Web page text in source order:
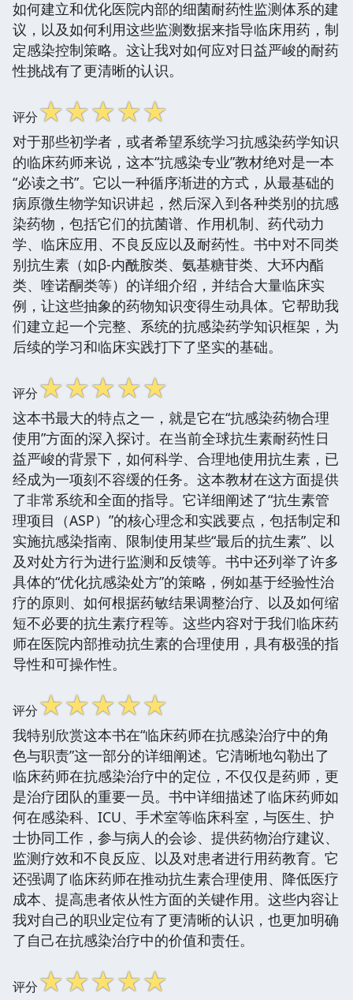
如何建立和优化医院内部的细菌耐药性监测体系的建
议，以及如何利用这些监测数据来指导临床用药，制
定感染控制策略。这让我对如何应对日益严峻的耐药
性挑战有了更清晰的认识。
评分☆☆☆☆☆
对于那些初学者，或者希望系统学习抗感染药学知识
的临床药师来说，这本“抗感染专业”教材绝对是一本
“必读之书”。它以一种循序渐进的方式，从最基础的
病原微生物学知识讲起，然后深入到各种类别的抗感
染药物，包括它们的抗菌谱、作用机制、药代动力
学、临床应用、不良反应以及耐药性。书中对不同类
别抗生素（如β-内酰胺类、氨基糖苷类、大环内酯
类、喹诺酮类等）的详细介绍，并结合大量临床实
例，让这些抽象的药物知识变得生动具体。它帮助我
们建立起一个完整、系统的抗感染药学知识框架，为
后续的学习和临床实践打下了坚实的基础。
评分☆☆☆☆☆
这本书最大的特点之一，就是它在“抗感染药物合理
使用”方面的深入探讨。在当前全球抗生素耐药性日
益严峻的背景下，如何科学、合理地使用抗生素，已
经成为一项刻不容缓的任务。这本教材在这方面提供
了非常系统和全面的指导。它详细阐述了“抗生素管
理项目（ASP）”的核心理念和实践要点，包括制定和
实施抗感染指南、限制使用某些“最后的抗生素”、以
及对处方行为进行监测和反馈等。书中还列举了许多
具体的“优化抗感染处方”的策略，例如基于经验性治
疗的原则、如何根据药敏结果调整治疗、以及如何缩
短不必要的抗生素疗程等。这些内容对于我们临床药
师在医院内部推动抗生素的合理使用，具有极强的指
导性和可操作性。
评分☆☆☆☆☆
我特别欣赏这本书在“临床药师在抗感染治疗中的角
色与职责”这一部分的详细阐述。它清晰地勾勒出了
临床药师在抗感染治疗中的定位，不仅仅是药师，更
是治疗团队的重要一员。书中详细描述了临床药师如
何在感染科、ICU、手术室等临床科室，与医生、护
士协同工作，参与病人的会诊、提供药物治疗建议、
监测疗效和不良反应、以及对患者进行用药教育。它
还强调了临床药师在推动抗生素合理使用、降低医疗
成本、提高患者依从性方面的关键作用。这些内容让
我对自己的职业定位有了更清晰的认识，也更加明确
了自己在抗感染治疗中的价值和责任。
评分☆☆☆☆☆